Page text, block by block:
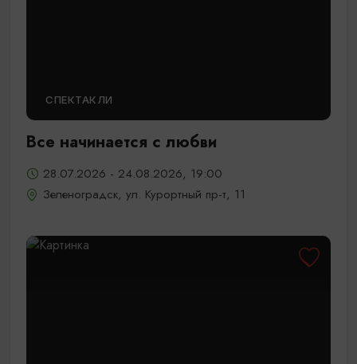
СПЕКТАКЛИ
Все начинается с любви
28.07.2026 - 24.08.2026, 19:00
Зеленоградск, ул. Курортный пр-т, 11